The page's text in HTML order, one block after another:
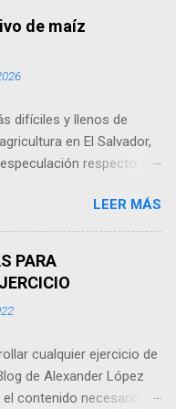
Industrial: Costo
$500 Vida Útil: 10
vídeo: Matemática
de maíz
difíciles y llenos de
en El Salvador,
respecto al
segunda quincena de
están
esto ya que a la fecha
muchos ya sembraron
si en un dado
saber cuando debe
LEER MÁS
PARA
cualquier ejercicio de
de Alexander López
contenido necesario